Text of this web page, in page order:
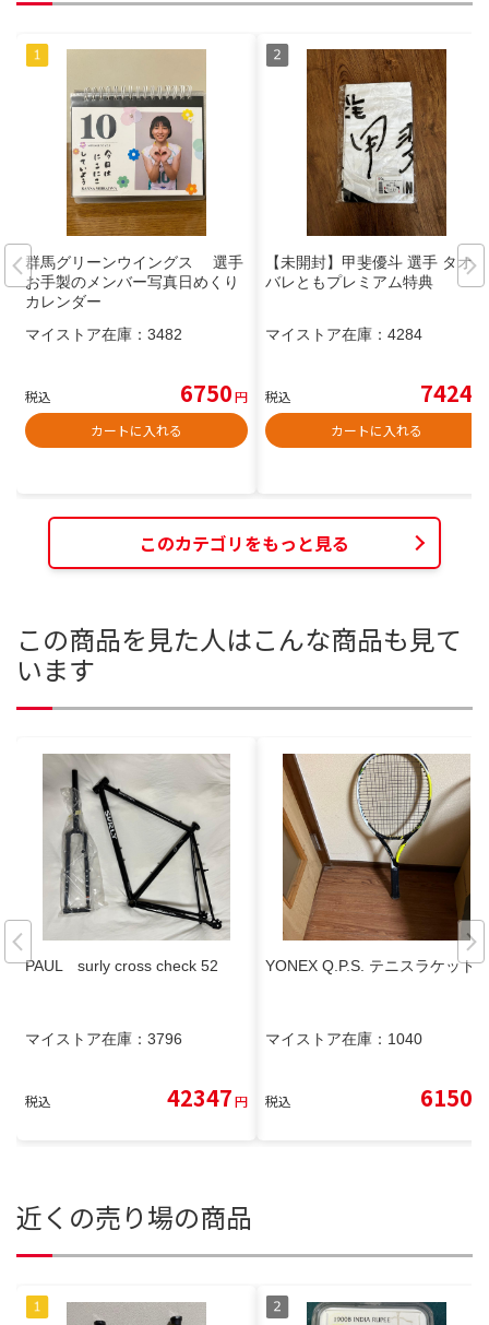
群馬グリーンウイングス 選手
お手製のメンバー写真日めくり
カレンダー
マイストア在庫： 3482
税込 6750円
カートに入れる
【未開封】甲斐優斗 選手 タオル
バレともプレミアム特典
マイストア在庫： 4284
税込 7424
カートに入れる
このカテゴリをもっと見る
この商品を見た人はこんな商品も見て
います
PAUL surly cross check 52
マイストア在庫： 3796
税込 42347円
YONEX Q.P.S. テニスラケット
マイストア在庫： 1040
税込 6150
近くの売り場の商品